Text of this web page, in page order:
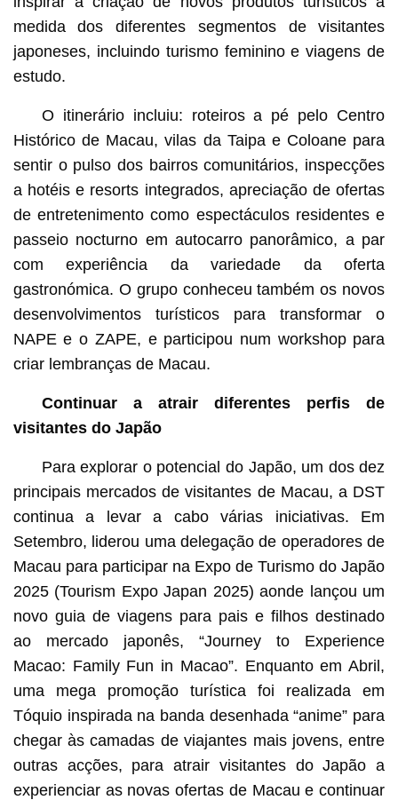
medida dos diferentes segmentos de visitantes
japoneses, incluindo turismo feminino e viagens de
estudo.
O itinerário incluiu: roteiros a pé pelo Centro
Histórico de Macau, vilas da Taipa e Coloane para
sentir o pulso dos bairros comunitários, inspecções
a hotéis e resorts integrados, apreciação de ofertas
de entretenimento como espectáculos residentes e
passeio nocturno em autocarro panorâmico, a par
com experiência da variedade da oferta
gastronómica. O grupo conheceu também os novos
desenvolvimentos turísticos para transformar o
NAPE e o ZAPE, e participou num workshop para
criar lembranças de Macau.
Continuar a atrair diferentes perfis de
visitantes do Japão
Para explorar o potencial do Japão, um dos dez
principais mercados de visitantes de Macau, a DST
continua a levar a cabo várias iniciativas. Em
Setembro, liderou uma delegação de operadores de
Macau para participar na Expo de Turismo do Japão
2025 (Tourism Expo Japan 2025) aonde lançou um
novo guia de viagens para pais e filhos destinado
ao mercado japonês, “Journey to Experience
Macao: Family Fun in Macao”. Enquanto em Abril,
uma mega promoção turística foi realizada em
Tóquio inspirada na banda desenhada “anime” para
chegar às camadas de viajantes mais jovens, entre
outras acções, para atrair visitantes do Japão a
experienciar as novas ofertas de Macau e continuar